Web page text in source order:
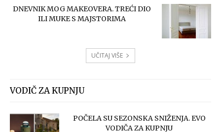
DNEVNIK MOG MAKEOVERA. TREĆI DIO
ILI MUKE S MAJSTORIMA
UČITAJ VIŠE
VODIČ ZA KUPNJU
POČELA SU SEZONSKA SNIŽENJA. EVO
VODIČA ZA KUPNJU